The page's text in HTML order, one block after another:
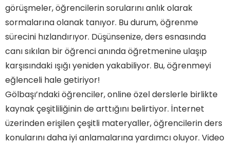
görüşmeler, öğrencilerin sorularını anlık olarak
sormalarına olanak tanıyor. Bu durum, öğrenme
sürecini hızlandırıyor. Düşünsenize, ders esnasında
canı sıkılan bir öğrenci anında öğretmenine ulaşıp
karşısındaki ışığı yeniden yakabiliyor. Bu, öğrenmeyi
eğlenceli hale getiriyor!
Gölbaşı’ndaki öğrenciler, online özel derslerle birlikte
kaynak çeşitliliğinin de arttığını belirtiyor. İnternet
üzerinden erişilen çeşitli materyaller, öğrencilerin ders
konularını daha iyi anlamalarına yardımcı oluyor. Video